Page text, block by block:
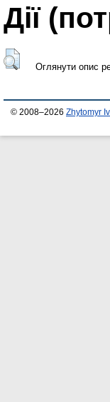
Дії
Оглянути опис
© 2008–2026 Zhytomyr